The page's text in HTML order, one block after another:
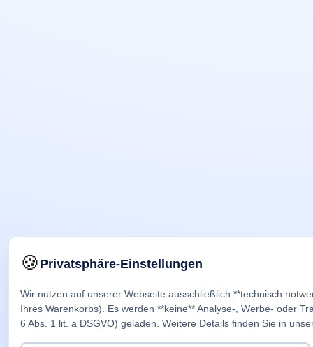
🍪Privatsphäre-Einstellungen
Wir nutzen auf unserer Webseite ausschließlich **technisch
Ihres Warenkorbs). Es werden **keine** Analyse-, Werbe- oder
6 Abs. 1 lit. a DSGVO) geladen. Weitere Details finden Sie in